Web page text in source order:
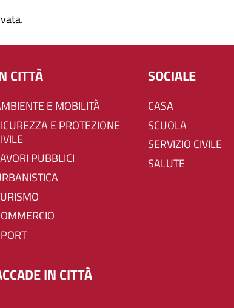
CITTÀ
AMBIENTE E MOBILITÀ
LAVORI PUBBLICI
URBANISTICA
TURISMO
COMMERCIO
SPORT
SOCIALE
CASA
SCUOLA
SERVIZIO CIVILE
SALUTE
IN CITTÀ